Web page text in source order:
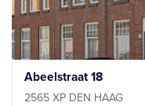
Abeelstraat 18
2565 XP DEN HAAG